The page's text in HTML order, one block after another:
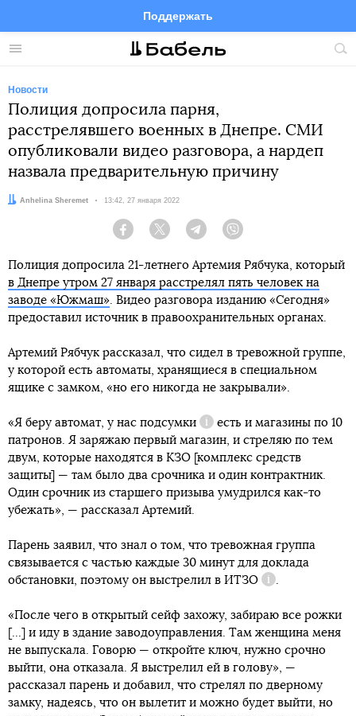
Меню
Поддержать
FacebookTelegramTwitter
Новости
Полиция допросила парня,
расстрелявшего военных в Днепре. СМИ
опубликовали видео разговора, а нардеп
назвала предварительную причину
Автор:
Anhelina Sheremet Дата:
13:42, 27 января 2022
Facebook Twitter Telegram
Полиция допросила 21-летнего Артемия Рябчука, который
в Днепре утром 27 января расстрелял пять человек на
заводе «Южмаш». Видео разговора изданию «Сегодня»
предоставил источник в правоохранительных органах.
Артемий Рябчук рассказал, что сидел в тревожной группе,
у которой есть автоматы, хранящиеся в специальном
ящике с замком, «но его никогда не закрывали».
«Я беру автомат, у нас подсумки
Справка
есть и магазины по 10
патронов. Я заряжаю первый магазин, и стреляю по тем
двум, которые находятся в КЗО [комплекс средств
защиты] — там было два срочника и один контрактник.
Один срочник из старшего призыва умудрился как-то
убежать», — рассказал Артемий.
Парень заявил, что знал о том, что тревожная группа
связывается с частью каждые 30 минут для доклада
обстановки, поэтому он выстрелил в ИТЗО
Справка
.
«После чего в открытый сейф захожу, забираю все рожки
[...] и иду в здание заводоуправления. Там женщина меня
не выпускала. Говорю — откройте ключ, нужно срочно
выйти, она отказала. Я выстрелил ей в голову», —
рассказал парень и добавил, что стрелял по дверному
замку, надеясь, что он вылетит и можно будет выйти, но